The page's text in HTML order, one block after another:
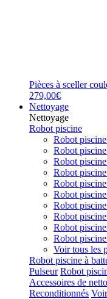
Pièces à sceller
279,00€
Nettoyage
Nettoyage
Robot piscine
Robot
Robot
Robot
Robot
Robot
Robot
Robot
Robot
Robot
Robot
Voir tous les
Robot piscine à
Pulseur Robot
Accessoires de
Reconditionnés